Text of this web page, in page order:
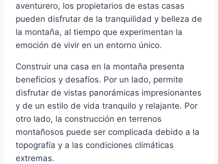
aventurero, los propietarios de estas casas
pueden disfrutar de la tranquilidad y belleza de
la montaña, al tiempo que experimentan la
emoción de vivir en un entorno único.
Construir una casa en la montaña presenta
beneficios y desafíos. Por un lado, permite
disfrutar de vistas panorámicas impresionantes
y de un estilo de vida tranquilo y relajante. Por
otro lado, la construcción en terrenos
montañosos puede ser complicada debido a la
topografía y a las condiciones climáticas
extremas.